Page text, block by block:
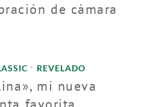
de cámara
• REVELADO
mi nueva